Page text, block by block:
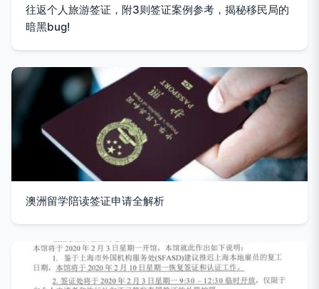
往返个人旅游签证，附3则签证案例参考，揭秘移民局的
暗黑bug!
澳洲留学陪读签证申请全解析